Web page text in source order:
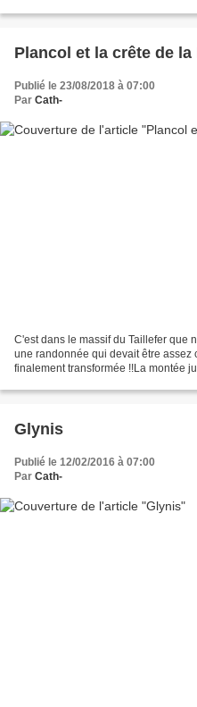
Plancol et la crête de la
Publié le 23/08/2018 à 07:00
Par Cath-
C'est dans le massif du Taillefer que
une randonnée qui devait être assez
finalement transformée !!La montée
Glynis
Publié le 12/02/2016 à 07:00
Par Cath-